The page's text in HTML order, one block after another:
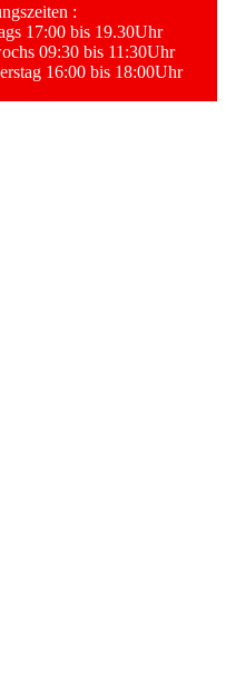
:
17:00 bis 19.30Uhr
09:30 bis 11:30Uhr
16:00 bis 18:00Uhr